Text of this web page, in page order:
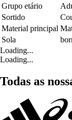
Grupo etário
Sortido
Material principal
Sola
Loading...
Loading...
Todas as